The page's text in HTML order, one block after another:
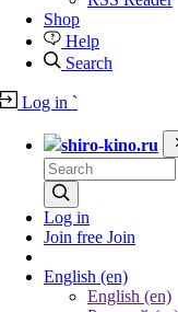
Shop
Help
Search
Log in `
shiro-kino.ru
Log in
Join free Join
English (en)
English (en)